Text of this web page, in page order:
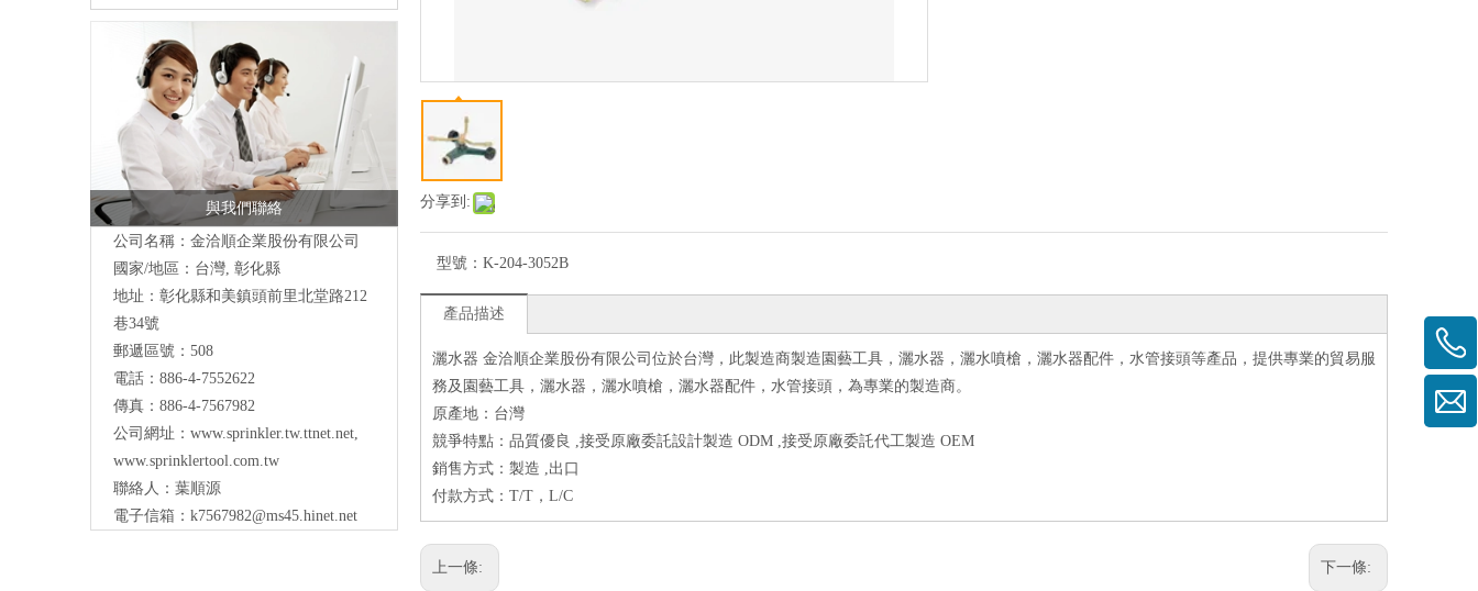
與我們聯絡
公司名稱：金洽順企業股份有限公司
國家/地區：台灣, 彰化縣
地址： 彰化縣和美鎮頭前里北堂路212
巷34號
郵遞區號：508
電話：886-4-7552622
傳真：886-4-7567982
公司網址： www.sprinkler.tw.ttnet.net
www.sprinklertool.com.tw
聯絡人：葉順源
電子信箱： k7567982@ms45.hinet.net
分享到:
型號： K-204-3052B
產品描述
灑水器 金洽順企業股份有限公司位於台灣，此製造商製造園藝工具，灑水器，灑水噴槍，灑水器配件，水管接頭等產品，提供專業的貿易服
務及園藝工具，灑水器，灑水噴槍，灑水器配件，水管接頭，為專業的製造商。
原產地：台灣
競爭特點：品質優良 ,接受原廠委託設計製造 ODM ,接受原廠委託代工製造 OEM
銷售方式：製造 ,出口
付款方式：T/T，L/C
上一條: 下一條: